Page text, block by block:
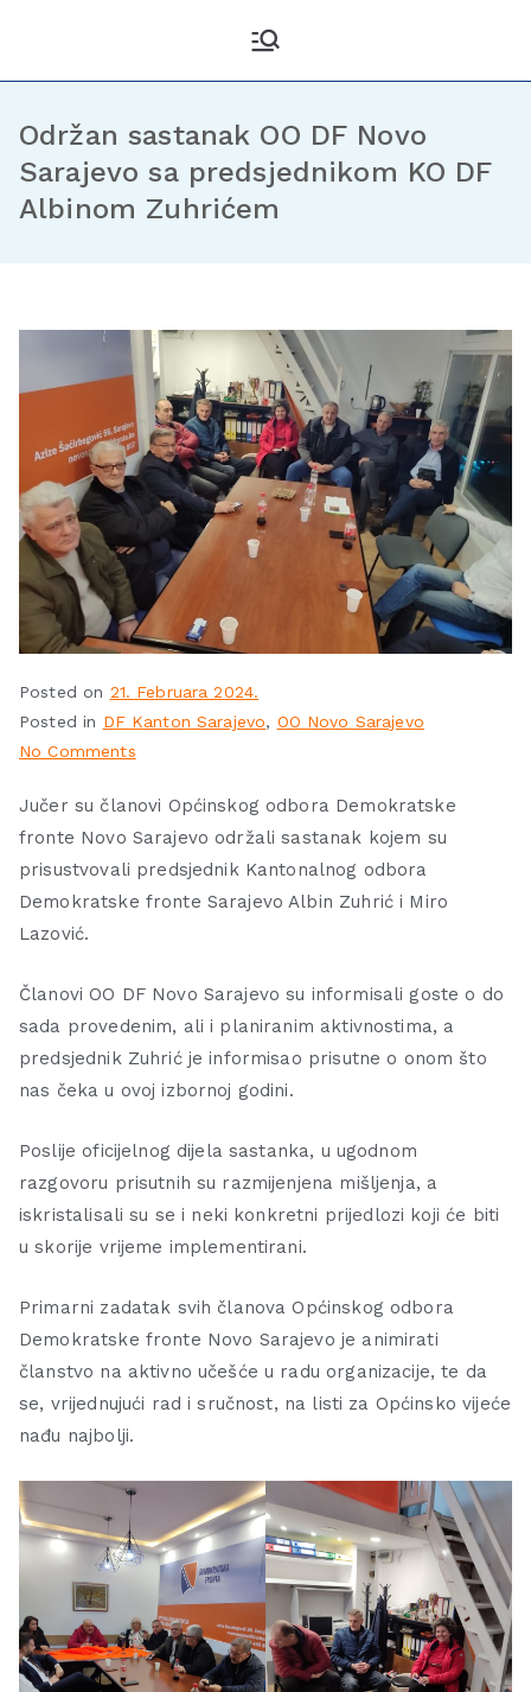
Održan sastanak OO DF Novo
Sarajevo sa predsjednikom KO DF
Albinom Zuhrićem
Posted on 21. Februara 2024.
Posted in DF Kanton Sarajevo, OO Novo Sarajevo
No Comments
Jučer su članovi Općinskog odbora Demokratske
fronte Novo Sarajevo održali sastanak kojem su
prisustvovali predsjednik Kantonalnog odbora
Demokratske fronte Sarajevo Albin Zuhrić i Miro
Lazović.
Članovi OO DF Novo Sarajevo su informisali goste o do
sada provedenim, ali i planiranim aktivnostima, a
predsjednik Zuhrić je informisao prisutne o onom što
nas čeka u ovoj izbornoj godini.
Poslije oficijelnog dijela sastanka, u ugodnom
razgovoru prisutnih su razmijenjena mišljenja, a
iskristalisali su se i neki konkretni prijedlozi koji će biti
u skorije vrijeme implementirani.
Primarni zadatak svih članova Općinskog odbora
Demokratske fronte Novo Sarajevo je animirati
članstvo na aktivno učešće u radu organizacije, te da
se, vrijednujući rad i sručnost, na listi za Općinsko vijeće
nađu najbolji.